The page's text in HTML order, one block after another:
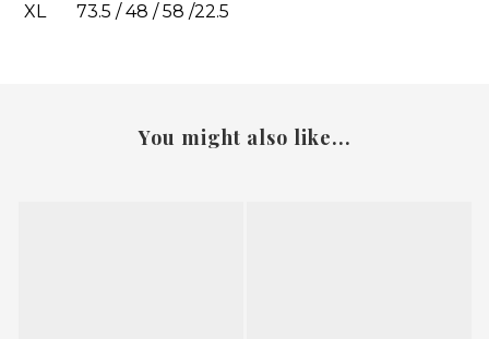
XL 73.5 / 48 / 58 /22.5
You might also like...